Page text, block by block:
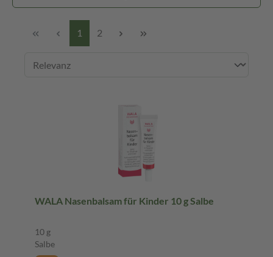
1 2
WALA Nasenbalsam für Kinder 10 g Salbe
10 g
Salbe